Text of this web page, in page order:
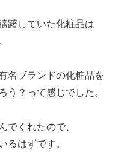
躇していた化粧品は
名ブランドの化粧品を
う？って感じでした。
でくれたので、
るはずです。